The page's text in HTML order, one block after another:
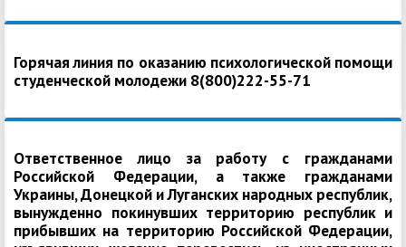
Горячая линия по оказанию психологической помощи
студенческой молодежи 8(800)222-55-71
Ответственное лицо за работу с гражданами
Российской Федерации, а также гражданами
Украины, Донецкой и Луганских народных республик,
вынужденно покинувших территорию республик и
прибывших на территорию Российской Федерации,